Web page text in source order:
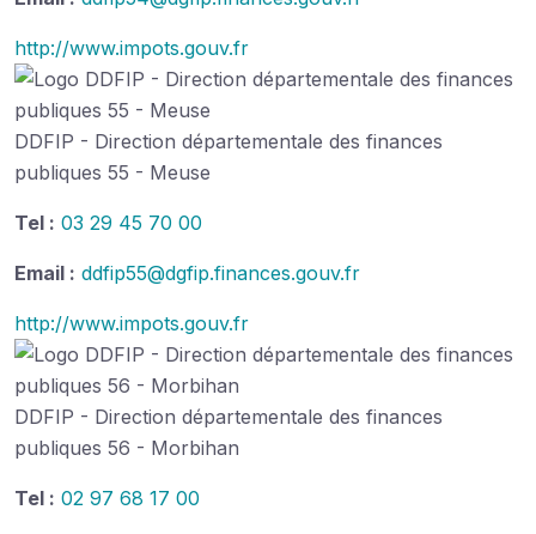
http://www.impots.gouv.fr
DDFIP - Direction départementale des finances
publiques 55 - Meuse
Tel : 03 29 45 70 00
Email : ddfip55@dgfip.finances.gouv.fr
http://www.impots.gouv.fr
DDFIP - Direction départementale des finances
publiques 56 - Morbihan
Tel : 02 97 68 17 00